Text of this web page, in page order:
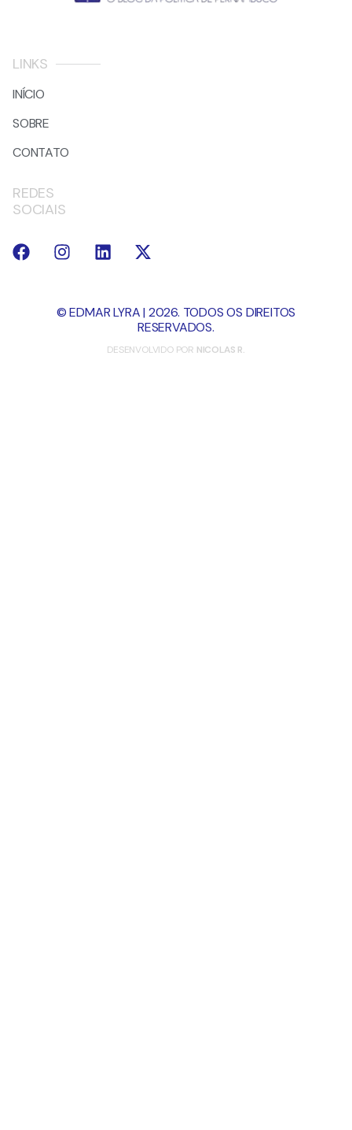
LINKS
INÍCIO
SOBRE
CONTATO
REDES
SOCIAIS
© EDMAR LYRA | 2026. TODOS OS DIREITOS
RESERVADOS.
DESENVOLVIDO POR NICOLAS R.